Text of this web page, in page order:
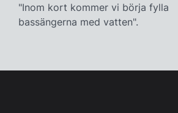
"Inom kort kommer vi börja fylla
bassängerna med vatten".